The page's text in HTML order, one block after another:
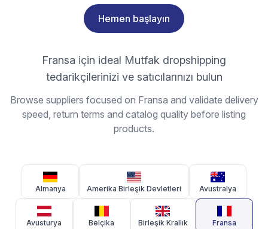
Hemen başlayın
Fransa için ideal Mutfak dropshipping
tedarikçilerinizi ve satıcılarınızı bulun
Browse suppliers focused on Fransa and validate delivery
speed, return terms and catalog quality before listing
products.
Almanya Amerika Birleşik Devletleri Avustralya
Avusturya Belçika Birleşik Krallık Fransa